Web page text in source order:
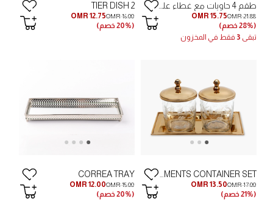
طقم 4 حاويات مع غطاء على صينية نيكل
OMR 15.75OMR 21.88
(28% خصم)
تبقى 3 فقط في المخزون
2 TIER DISH
OMR 12.75OMR 16.00
(20% خصم)
CONDIMENTS CONTAINER SET
OMR 13.50OMR 17.00
(21% خصم)
CORREA TRAY
OMR 12.00OMR 15.00
(20% خصم)